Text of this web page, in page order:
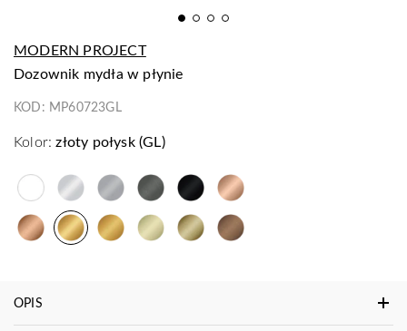
MODERN PROJECT
dozownik mydła w płynie
KOD: MP60723GL
Kolor: złoty połysk (GL)
OPIS